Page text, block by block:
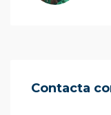
Contacta